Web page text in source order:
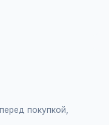
покупкой,